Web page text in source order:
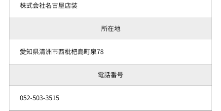
株式会社名古屋店装
所在地
愛知県清洲市西枇杷島町泉78
電話番号
052-503-3515